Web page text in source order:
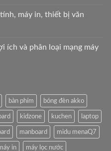
máy in, thiết bị văn
ích và phân loại mạng máy
bàn phím bóng đèn akko
kidzone kuchen laptop
manboard midu menaQ7
in máy lọc nước